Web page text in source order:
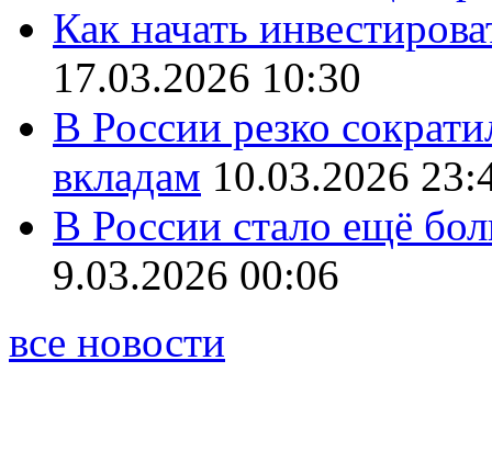
Как начать
17.03.2026 10:30
В России резко
вкладам 10.03.2026
В России стало ещё
9.03.2026 00:06
все новости